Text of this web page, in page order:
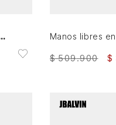
hombre Esencia
$ 509.900 $